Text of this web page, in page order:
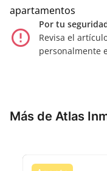
apartamentos
error_outline
Por tu
Revisa el
personalmente
Más de Atlas